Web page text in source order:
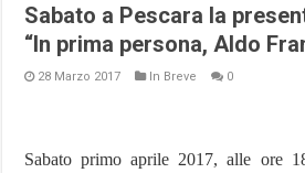
Sabato a Pescara la
“In prima persona, Aldo
28 Marzo 2017 In Breve 0
Sabato primo aprile 2017, alle ore